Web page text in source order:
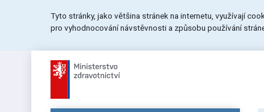
Tyto stránky, jako většina stránek na internetu, využívají
pro vyhodnocování návstěvnosti a způsobu používání